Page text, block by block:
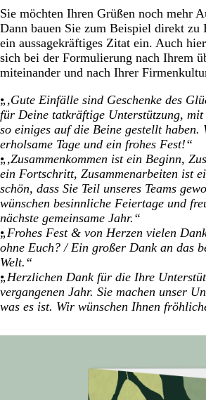
Sie möchten Ihren Grüßen noch mehr
Dann bauen Sie zum Beispiel direkt zu
ein aussagekräftiges Zitat ein. Auch
sich bei der Formulierung nach Ihrem
miteinander und nach Ihrer
„,Gute Einfälle sind Geschenke des
für Deine tatkräftige Unterstützung,
so einiges auf die Beine gestellt haben.
erholsame Tage und ein frohes Fest!“
„,Zusammenkommen ist ein Beginn,
ein Fortschritt, Zusammenarbeiten ist
schön, dass Sie Teil unseres Teams
wünschen besinnliche Feiertage und
nächste gemeinsame Jahr.“
„Frohes Fest & von Herzen vielen
ohne Euch? / Ein großer Dank an das
Welt.“
„Herzlichen Dank für die Ihre
vergangenen Jahr. Sie machen unser
was es ist. Wir wünschen Ihnen